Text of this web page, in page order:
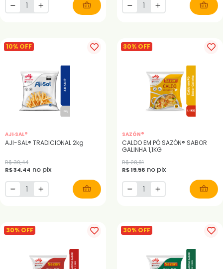
10% OFF
AJI‑SAL®
AJI-SAL® TRADICIONAL 2kg
R$ 39,44
R$ 34,44 no pix
30% OFF
SAZÓN®
CALDO EM PÓ SAZÓN® SABOR
GALINHA 1,1KG
R$ 28,81
R$ 19,56 no pix
30% OFF 30% OFF